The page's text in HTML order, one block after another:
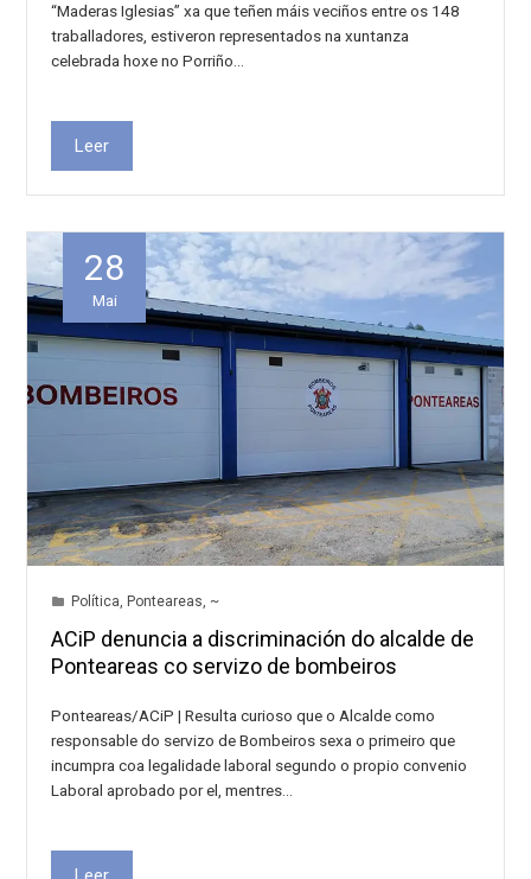
“Maderas Iglesias” xa que teñen máis veciños entre os 148
traballadores, estiveron representados na xuntanza
celebrada hoxe no Porriño…
Leer
28
Mai
Política, Ponteareas, ~
ACiP denuncia a discriminación do alcalde de
Ponteareas co servizo de bombeiros
Ponteareas/ACiP | Resulta curioso que o Alcalde como
responsable do servizo de Bombeiros sexa o primeiro que
incumpra coa legalidade laboral segundo o propio convenio
Laboral aprobado por el, mentres…